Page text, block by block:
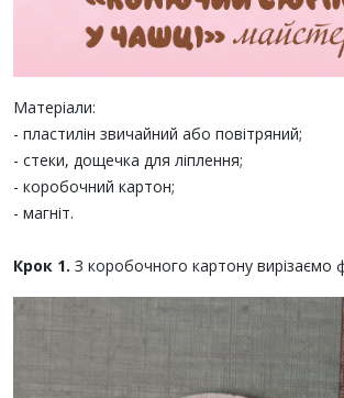
Матеріали:
- пластилін звичайний або повітряний;
- стеки, дощечка для ліплення;
- коробочний картон;
- магніт.
Крок 1. З коробочного картону вирізаємо